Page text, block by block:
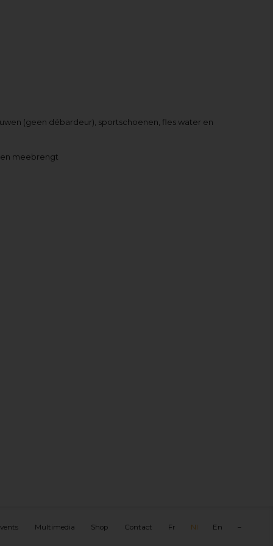
(geen débardeur), sportschoenen, fles water en
meebrengt
Multimedia Shop Contact Fr Nl En –